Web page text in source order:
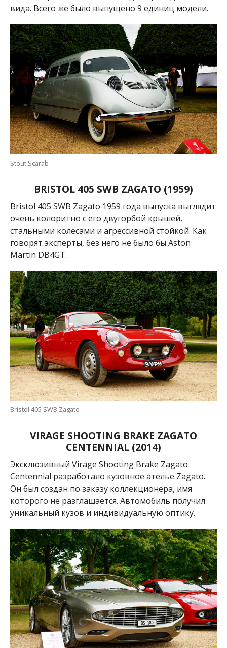
вида. Всего же было выпущено 9 единиц модели.
Stout Scarab
BRISTOL 405 SWB ZAGATO (1959)
Bristol 405 SWB Zagato 1959 года выпуска выглядит
очень колоритно с его двугорбой крышей,
стальными колесами и агрессивной стойкой. Как
говорят эксперты, без него не было бы Aston
Martin DB4GT.
Bristol 405 SWB Zagato
VIRAGE SHOOTING BRAKE ZAGATO
CENTENNIAL (2014)
Эксклюзивный Virage Shooting Brake Zagato
Centennial разработало кузовное ателье Zagato.
Он был создан по заказу коллекционера, имя
которого не разглашается. Автомобиль получил
уникальный кузов и индивидуальную оптику.